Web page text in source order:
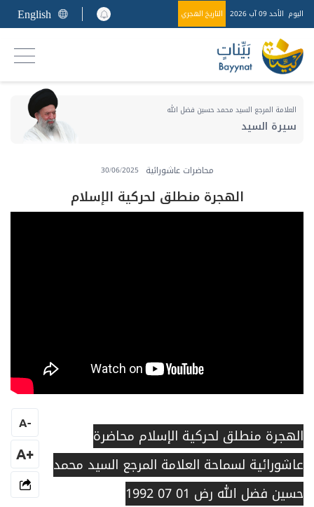
اليوم الأحد 09 آب 2026 التاريخ الهجري English
العلامة المرجع السيد محمد حسين فضل الله
سيرة السيد
محاضرات عاشورائية 30/06/2025
الهجرة منطلق لحركية الإسلام
الهجرة منطلق لحركية الإسلام محاضرة
عاشورائية لسماحة العلامة المرجع السيد محمد
حسين فضل الله رض 01 07 1992
-
A
+A